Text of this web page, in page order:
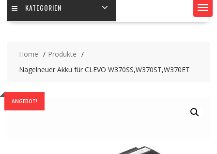
KATEGORIEN
Home
Produkte
Nagelneuer Akku für CLEVO W370SS,W370ST,W370ET
ANGEBOT!